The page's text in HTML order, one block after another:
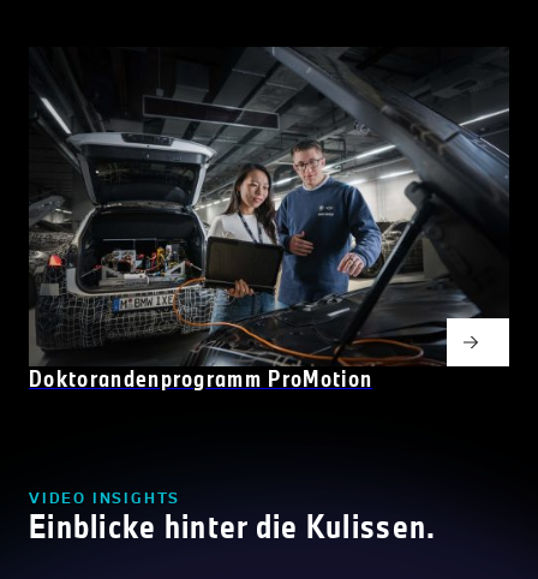
Doktorandenprogramm ProMotion
VIDEO INSIGHTS
Einblicke hinter die Kulissen.